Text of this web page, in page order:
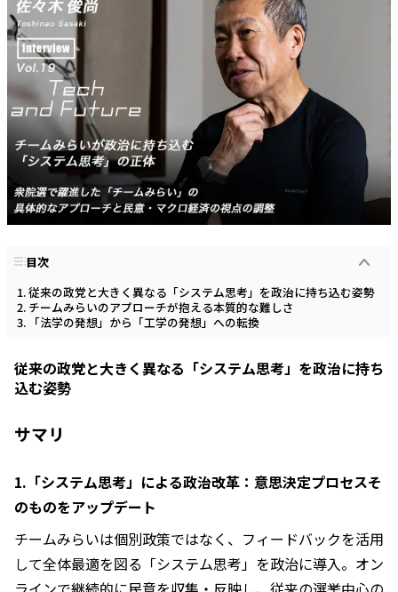
目次
従来の政党と大きく異なる「システム思考」を政治に持ち込む姿勢
チームみらいのアプローチが抱える本質的な難しさ
「法学の発想」から「工学の発想」への転換
従来の政党と大きく異なる「システム思考」を政治に持ち
込む姿勢
サマリ
1.「システム思考」による政治改革：意思決定プロセスそ
のものをアップデート
チームみらいは個別政策ではなく、フィードバックを活用
して全体最適を図る「システム思考」を政治に導入。オン